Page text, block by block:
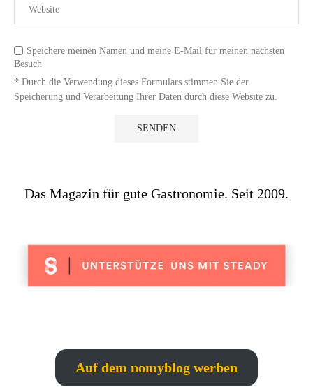
Speichere meinen Namen und meine E-Mail für meinen nächsten
Besuch
* Durch die Verwendung dieses Formulars stimmen Sie der
Speicherung und Verarbeitung Ihrer Daten durch diese Website zu.
Das Magazin für gute Gastronomie. Seit 2009.
Auf dem nomyblog werben